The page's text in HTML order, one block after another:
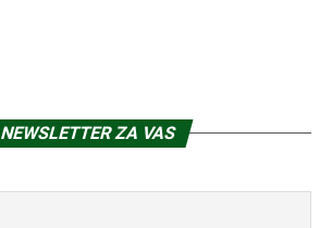
NEWSLETTER ZA VAS